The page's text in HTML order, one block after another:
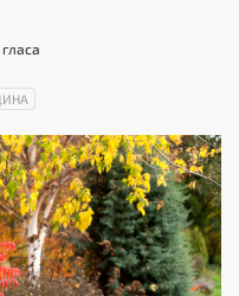
гласа